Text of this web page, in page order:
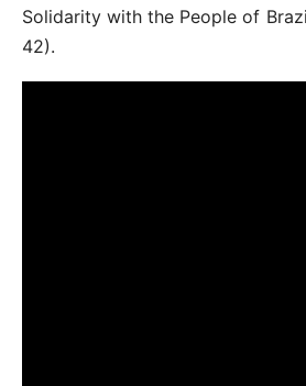
Solidarity with the People of
42).